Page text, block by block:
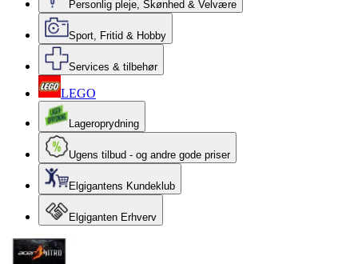
Personlig pleje, Skønhed & Velvære
Sport, Fritid & Hobby
Services & tilbehør
LEGO
Lageroprydning
Ugens tilbud - og andre gode priser
Elgigantens Kundeklub
Elgiganten Erhverv